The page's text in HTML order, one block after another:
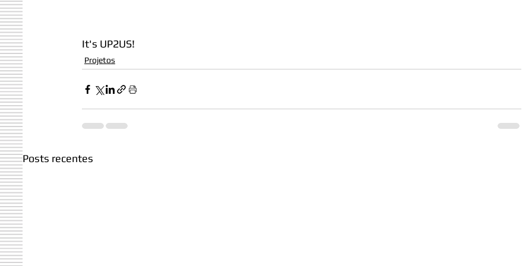
It's UP2US!
Projetos
Posts recentes